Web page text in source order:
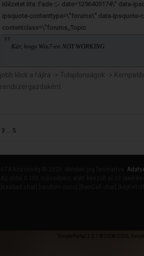
Idézetet írta: Fade シ date=1296405174\" data-
ipsquote-contenttype=\"forums\" data-ipsquote-
contentclass=\"forums_Topic
Kár, hogy Win7-en NOT WORKING
jobb klick a fájlra -> Tulajdonságok ->
rendszergazdaként
3 ... 5
SimplePortal 2.3.7 © 2008-2026,